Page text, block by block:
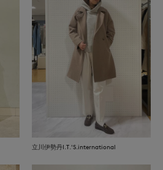
立川伊勢丹I.T.'S.international